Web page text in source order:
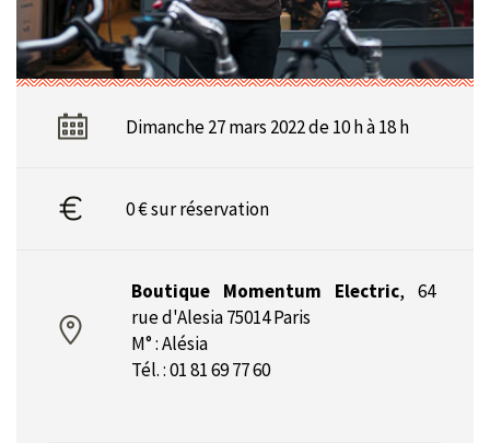
Dimanche 27 mars 2022 de 10 h à 18 h
0 € sur réservation
Boutique Momentum Electric, 64
rue d'Alesia 75014 Paris
M° : Alésia
Tél. : 01 81 69 77 60